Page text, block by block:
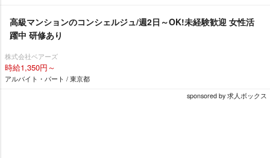
高級マンションのコンシェルジュ/週2日～OK!未経験歓迎 女性活
躍中 研修あり
株式会社ベアーズ
時給1,350円～
アルバイト・パート / 東京都
sponsored by 求人ボックス